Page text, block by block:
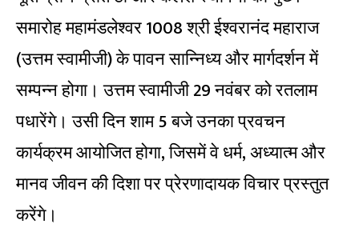
समारोह महामंडलेश्वर 1008 श्री ईश्वरानंद महाराज
(उत्तम स्वामीजी) के पावन सान्निध्य और मार्गदर्शन में
सम्पन्न होगा। उत्तम स्वामीजी 29 नवंबर को रतलाम
पधारेंगे। उसी दिन शाम 5 बजे उनका प्रवचन
कार्यक्रम आयोजित होगा, जिसमें वे धर्म, अध्यात्म और
मानव जीवन की दिशा पर प्रेरणादायक विचार प्रस्तुत
करेंगे।